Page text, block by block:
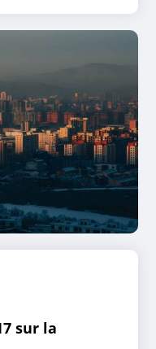
sur la